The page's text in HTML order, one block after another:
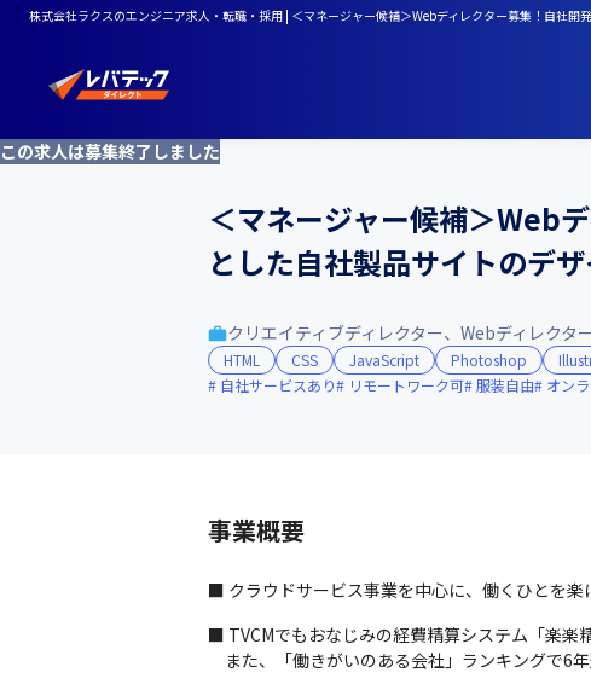
株式会社ラクスのエンジニア求人・転職・採用 | ＜マネージャー候補＞Webディレクター募集！自社
この求人は募集終了しました
＜マネージャー候補＞Web
とした自社製品サイトのデ
クリエイティブディレクター、Webディレクター
HTML CSS JavaScript Photoshop
自社サービスあり
リモートワーク可 服装自由 オン
事業概要
■ クラウドサービス事業を中心に、働くひとを楽
■ TVCMでもおなじみの経費精算システム「楽楽
また、「働きがいのある会社」ランキングで6